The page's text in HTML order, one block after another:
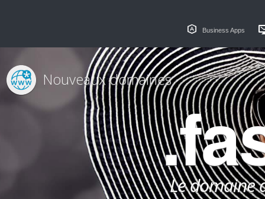
Business Apps
Le domaine
Nouveaux domaines